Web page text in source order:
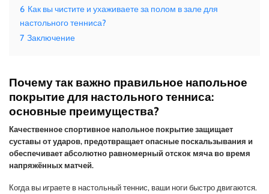
6 Как вы чистите и ухаживаете за полом в зале для
настольного тенниса?
7 Заключение
Почему так важно правильное напольное
покрытие для настольного тенниса:
основные преимущества?
Качественное спортивное напольное покрытие защищает
суставы от ударов, предотвращает опасные поскальзывания и
обеспечивает абсолютно равномерный отскок мяча во время
напряжённых матчей.
Когда вы играете в настольный теннис, ваши ноги быстро двигаются.